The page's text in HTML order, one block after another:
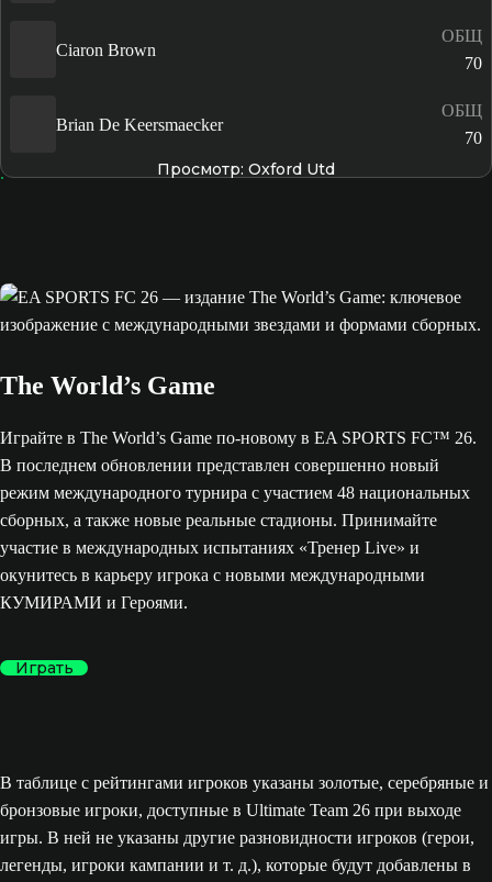
Ciaron Brown
ОБЩ
70
Brian De Keersmaecker
ОБЩ
70
Просмотр: Oxford Utd
The World’s Game
Играйте в The World’s Game по-новому в EA SPORTS FC™ 26.
В последнем обновлении представлен совершенно новый
режим международного турнира с участием 48 национальных
сборных, а также новые реальные стадионы. Принимайте
участие в международных испытаниях «Тренер Live» и
окунитесь в карьеру игрока с новыми международными
КУМИРАМИ и Героями.
Играть
В таблице с рейтингами игроков указаны золотые, серебряные и
бронзовые игроки, доступные в Ultimate Team 26 при выходе
игры. В ней не указаны другие разновидности игроков (герои,
легенды, игроки кампании и т. д.), которые будут добавлены в